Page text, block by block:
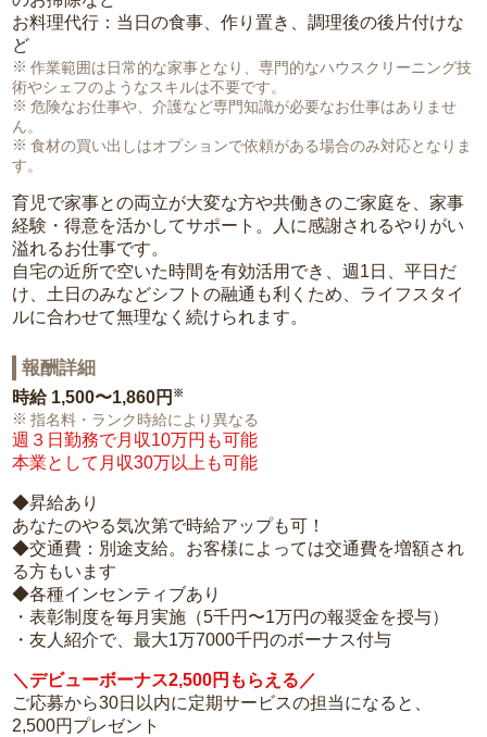
お料理代行：当日の食事、作り置き、調理後の後片付けな
ど
作業範囲は日常的な家事となり、専門的なハウスクリーニング技
術やシェフのようなスキルは不要です。
危険なお仕事や、介護など専門知識が必要なお仕事はありませ
ん。
食材の買い出しはオプションで依頼がある場合のみ対応となりま
す。
育児で家事との両立が大変な方や共働きのご家庭を、家事
経験・得意を活かしてサポート。人に感謝されるやりがい
溢れるお仕事です。
自宅の近所で空いた時間を有効活用でき、週1日、平日だ
け、土日のみなどシフトの融通も利くため、ライフスタイ
ルに合わせて無理なく続けられます。
報酬詳細
時給 1,500〜1,860円 ※
指名料・ランク時給により異なる
週３日勤務で月収10万円も可能
本業として月収30万以上も可能
◆昇給あり
あなたのやる気次第で時給アップも可！
◆交通費：別途支給。お客様によっては交通費を増額され
る方もいます
◆各種インセンティブあり
・表彰制度を毎月実施（5千円〜1万円の報奨金を授与）
・友人紹介で、最大1万7000千円のボーナス付与
＼デビューボーナス2,500円もらえる／
ご応募から30日以内に定期サービスの担当になると、
2,500円プレゼント